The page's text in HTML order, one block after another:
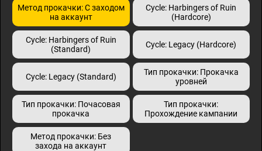
Метод прокачки: С заходом
на аккаунт
Cycle: Harbingers of Ruin
(Hardcore)
Cycle: Harbingers of Ruin
(Standard)
Cycle: Legacy (Hardcore)
Cycle: Legacy (Standard)
Тип прокачки: Прокачка
уровней
Тип прокачки: Почасовая
прокачка
Тип прокачки:
Прохождение кампании
Метод прокачки: Без
захода на аккаунт